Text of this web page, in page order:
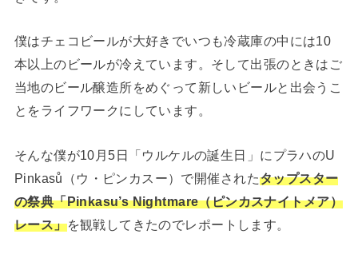
僕はチェコビールが大好きでいつも冷蔵庫の中には10
本以上のビールが冷えています。そして出張のときはご
当地のビール醸造所をめぐって新しいビールと出会うこ
とをライフワークにしています。
そんな僕が10月5日「ウルケルの誕生日」にプラハのU
Pinkasů（ウ・ピンカスー）で開催されたタップスター
の祭典「Pinkasu’s Nightmare（ピンカスナイトメア）
レース」を観戦してきたのでレポートします。